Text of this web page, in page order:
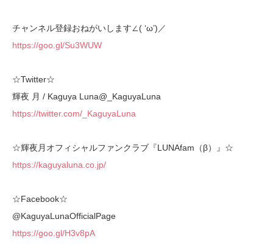
チャンネル登録おねがいします∠( ‘ω’)／
https://goo.gl/Su3WUW
☆Twitter☆
輝夜 月 / Kaguya Luna@_KaguyaLuna
https://twitter.com/_KaguyaLuna
☆輝夜月オフィシャルファンクラブ『LUNAfam（β）』☆
https://kaguyaluna.co.jp/
☆Facebook☆
@KaguyaLunaOfficialPage
https://goo.gl/H3v8pA